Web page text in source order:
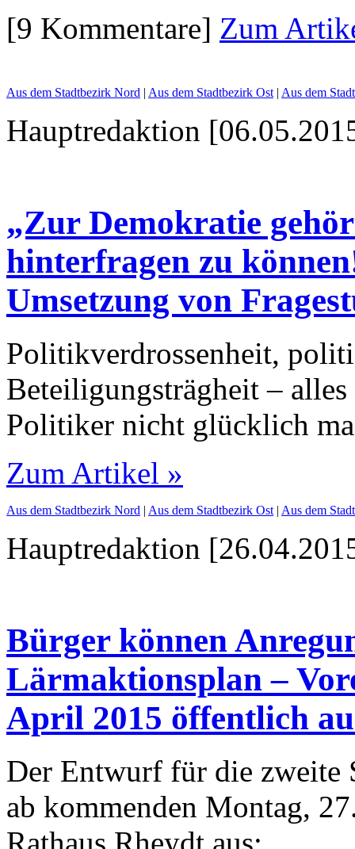
[9 Kommentare] Zum
Aus dem Stadtbezirk Nord | Aus dem Stadtbezirk Ost | Aus dem
Hauptredaktion
„Zur Demokratie
hinterfragen zu
Umsetzung von
Politikverdrossenheit,
Beteiligungsträgheit –
Politiker nicht glücklich
Zum Artikel »
Aus dem Stadtbezirk Nord | Aus dem Stadtbezirk Ost | Aus dem
Hauptredaktion
Bürger können
Lärmaktionsplan –
April 2015 öffentlich
Der Entwurf für die zweite
ab kommenden Montag,
Rathaus Rheydt aus: